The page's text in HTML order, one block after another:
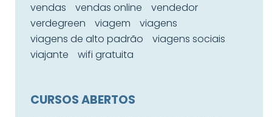
vendas
vendas online
vendedor
verdegreen
viagem
viagens
viagens de alto padrão
viagens sociais
viajante
wifi gratuita
CURSOS ABERTOS